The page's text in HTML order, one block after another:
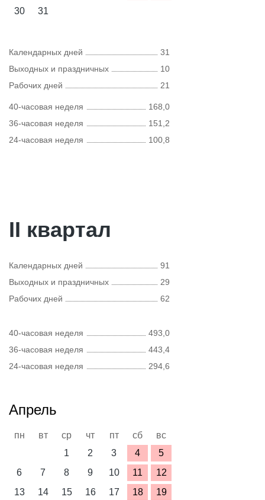
30
31
Календарных дней
31
Выходных и праздничных
10
Рабочих дней
21
40-часовая неделя
168,0
36-часовая неделя
151,2
24-часовая неделя
100,8
II квартал
Календарных дней
91
Выходных и праздничных
29
Рабочих дней
62
40-часовая неделя
493,0
36-часовая неделя
443,4
24-часовая неделя
294,6
Апрель
пн вт ср чт пт сб
вс
1
2 3 4
5
6
7 8 9 10 11
12
13
14 15 16 17 18
19